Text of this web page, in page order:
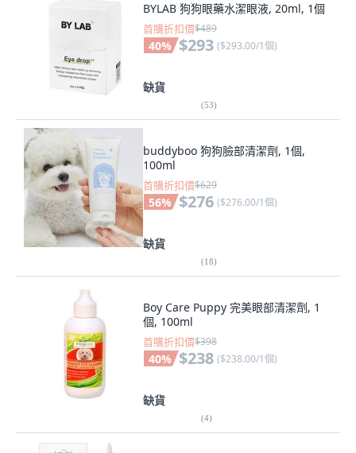
BYLAB 狗狗眼藥水潔眼液, 20ml, 1個
首購折扣價$489
40% $293 ($293.00/1個)
缺貨
(53)
buddyboo 狗狗臉部清潔劑, 1個,
100ml
首購折扣價$629
56% $276 ($276.00/1個)
缺貨
(18)
Boy Care Puppy 完美眼部清潔劑, 1
個, 100ml
首購折扣價$398
40% $238 ($238.00/1個)
缺貨
(4)